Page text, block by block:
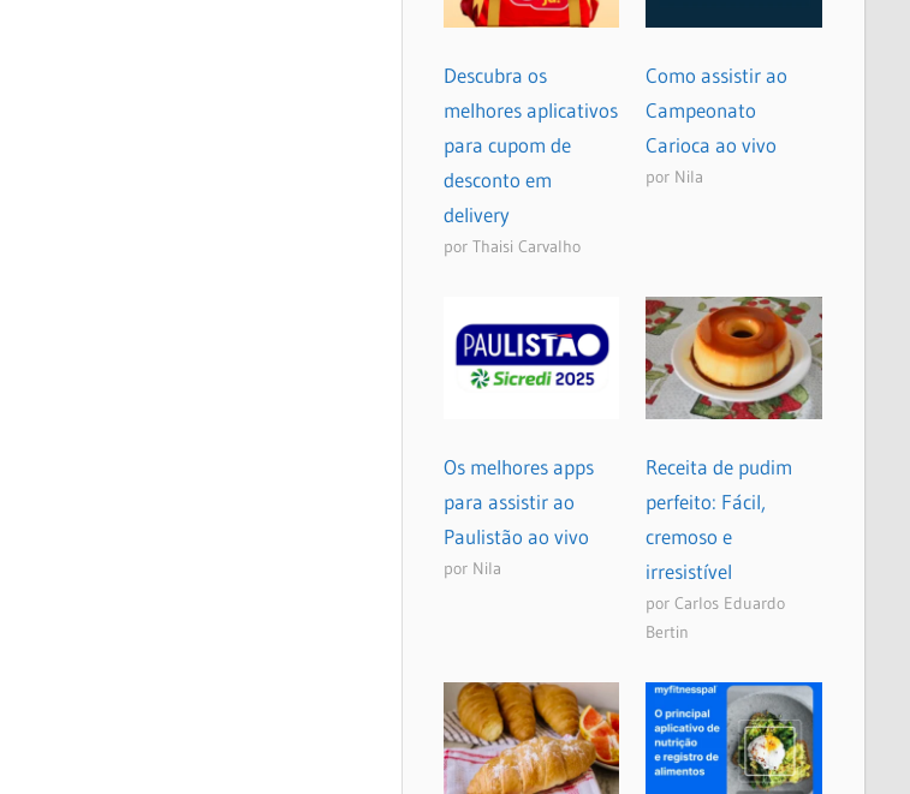
Descubra os
melhores aplicativos
para cupom de
desconto em
delivery
por Thaisi Carvalho
Como assistir ao
Campeonato
Carioca ao vivo
por Nila
Os melhores apps
para assistir ao
Paulistão ao vivo
por Nila
Receita de pudim
perfeito: Fácil,
cremoso e
irresistível
por Carlos Eduardo
Bertin